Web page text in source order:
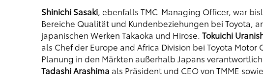
Shinichi Sasaki, ebenfalls TMC-Managing Officer, war
Bereiche Qualität und Kundenbeziehungen bei Toyota,
japanischen Werken Takaoka und Hirose. Tokuichi
als Chef der Europe and Africa Division bei Toyota
Planung in den Märkten außerhalb Japans
Tadashi Arashima als Präsident und CEO von TMME